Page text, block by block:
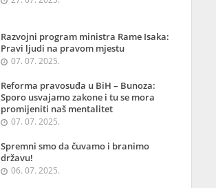
Razvojni program ministra Rame Isaka:
Pravi ljudi na pravom mjestu
07. 07. 2025.
Reforma pravosuđa u BiH – Bunoza:
Sporo usvajamo zakone i tu se mora
promijeniti naš mentalitet
07. 07. 2025.
Spremni smo da čuvamo i branimo
državu!
06. 07. 2025.